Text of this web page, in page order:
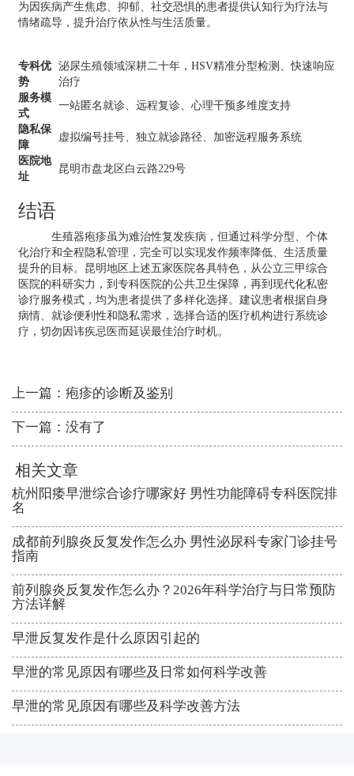
为因疾病产生焦虑、抑郁、社交恐惧的患者提供认知行为疗法与
情绪疏导，提升治疗依从性与生活质量。
专科优
势
泌尿生殖领域深耕二十年，HSV精准分型检测、快速响应
治疗
服务模
式
一站匿名就诊、远程复诊、心理干预多维度支持
隐私保
障
虚拟编号挂号、独立就诊路径、加密远程服务系统
医院地
址
昆明市盘龙区白云路229号
结语
生殖器疱疹虽为难治性复发疾病，但通过科学分型、个体
化治疗和全程隐私管理，完全可以实现发作频率降低、生活质量
提升的目标。昆明地区上述五家医院各具特色，从公立三甲综合
医院的科研实力，到专科医院的公共卫生保障，再到现代化私密
诊疗服务模式，均为患者提供了多样化选择。建议患者根据自身
病情、就诊便利性和隐私需求，选择合适的医疗机构进行系统诊
疗，切勿因讳疾忌医而延误最佳治疗时机。
上一篇： 疱疹的诊断及鉴别
下一篇：没有了
相关文章
杭州阳痿早泄综合诊疗哪家好 男性功能障碍专科医院排
名
成都前列腺炎反复发作怎么办 男性泌尿科专家门诊挂号
指南
前列腺炎反复发作怎么办？2026年科学治疗与日常预防
方法详解
早泄反复发作是什么原因引起的
早泄的常见原因有哪些及日常如何科学改善
早泄的常见原因有哪些及科学改善方法